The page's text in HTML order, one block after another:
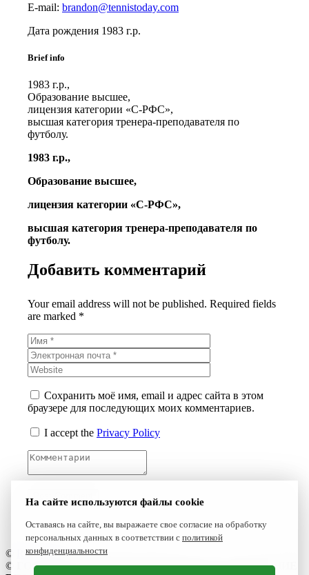
E-mail: brandon@tennistoday.com
Дата рождения 1983 г.р.
Brief info
1983 г.р.,
Образование высшее,
лицензия категории «С-РФС»,
высшая категория тренера-преподавателя по
футболу.
1983 г.р.,
Образование высшее,
лицензия категории «С-РФС»,
высшая категория тренера-преподавателя по
футболу.
Добавить комментарий
Your email address will not be published. Required fields
are marked *
Сохранить моё имя, email и адрес сайта в этом
браузере для последующих моих комментариев.
I accept the Privacy Policy
©
Reset 2021
©
ГОСУДАРСТВЕННОЕ БЮДЖЕТНОЕ УЧРЕЖДЕНИЕ
На сайте используются файлы cookie
Оставаясь на сайте, вы выражаете свое согласие на обработку
персональных данных в соответствии с политикой
конфиденциальности